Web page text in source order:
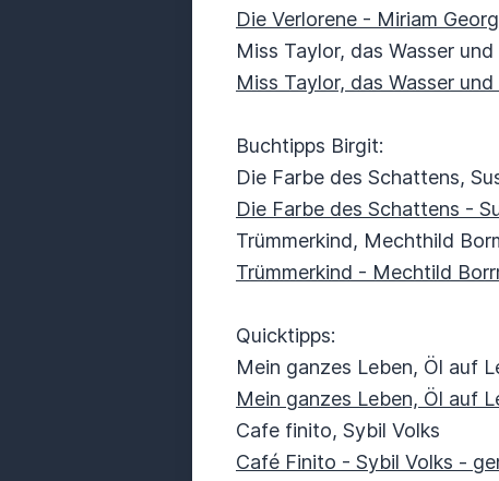
Die Verlorene - Miriam
Miss Taylor, das Wasser
Miss Taylor, das Wasser
Buchtipps Birgit:
Die Farbe des Schattens,
Die Farbe des Schattens -
Trümmerkind, Mechthild
Trümmerkind - Mechtild
Quicktipps:
Mein ganzes Leben, Öl auf
Mein ganzes Leben, Öl auf
Cafe finito, Sybil Volks
Café Finito - Sybil Volks -